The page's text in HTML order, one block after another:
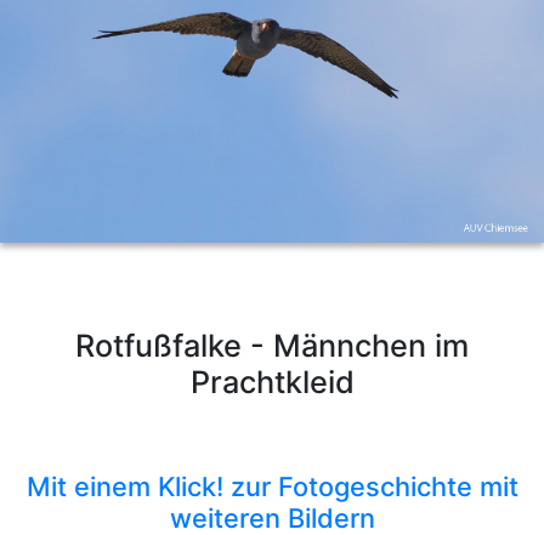
Rotfußfalke - Männchen im
Prachtkleid
Mit einem Klick! zur Fotogeschichte mit
weiteren Bildern